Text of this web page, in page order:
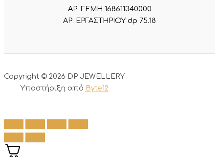
ΑΡ. ΓΕΜΗ 168611340000
ΑΡ. ΕΡΓΑΣΤΗΡΙΟΥ dp 75.18
Copyright © 2026 DP JEWELLERY
Υποστήριξη από Byte12